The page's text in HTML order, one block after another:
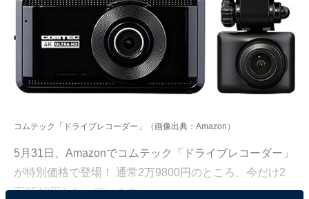
コムテック「ドライブレコーダー」（画像出典：Amazon）
5月31日、 Amazonでコムテック「ドライブレコーダー」
が特別価格で登場！ 通常2万9800円のところ、今だけ2
万6540円となっています。